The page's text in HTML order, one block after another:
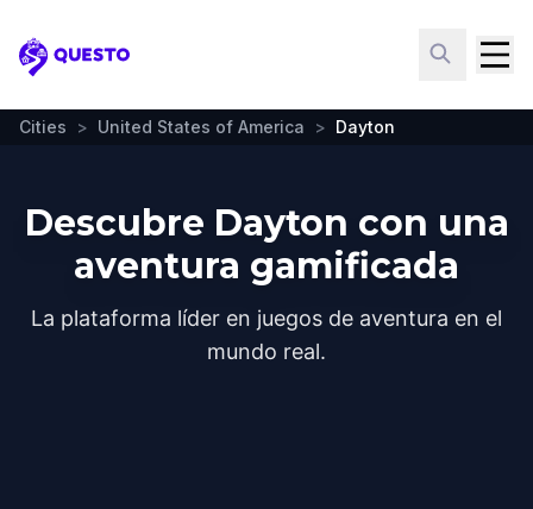
Questo
Cities > United States of America > Dayton
Descubre Dayton con una
aventura gamificada
La plataforma líder en juegos de aventura en el
mundo real.